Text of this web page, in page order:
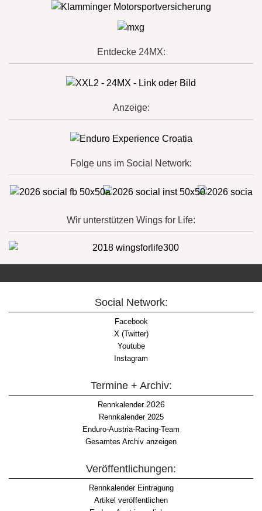
Entdecke 24MX:
Anzeige:
Folge uns im Social Network:
Wir unterstützen Wings for Life:
Social Network:
Facebook
X (Twitter)
Youtube
Instagram
Termine + Archiv:
Rennkalender2026
Rennkalender 2025
Enduro-Austria-Racing-Team
Gesamtes Archiv anzeigen
Veröffentlichungen:
Rennkalender Eintragung
Artikel veröffentlichen